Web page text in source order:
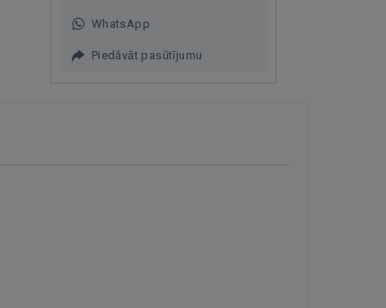
WhatsApp
Piedāvāt pasūtījumu